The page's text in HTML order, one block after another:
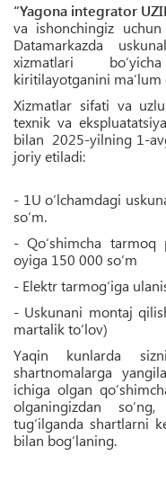
“Yagona integrator
va ishonchingiz
Datamarkazda
xizmatlari
kiritilayotganini ma’lum
Xizmatlar sifati va
texnik va
bilan 2025-yilning 1-
joriy etiladi:
- 1U o‘lchamdagi
so‘m.
- Qo‘shimcha
oyiga 150 000 so‘m
- Elektr tarmog‘iga
- Uskunani montaj
martalik to‘lov)
Yaqin kunlarda
shartnomalarga
ichiga olgan
olganingizdan
tug‘ilganda shartlarni
bilan bog‘laning.